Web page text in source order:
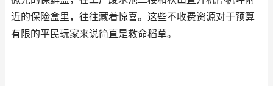
近的保险盒里，往往藏着惊喜。这些不收费资源对于预算
有限的平民玩家来说简直是救命稻草。